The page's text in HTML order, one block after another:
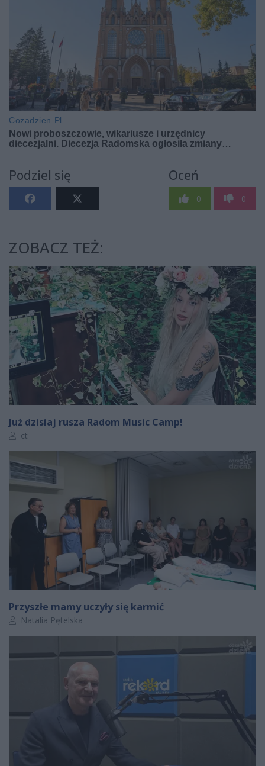
Podziel się Oceń
0 0
ZOBACZ TEŻ:
Już dzisiaj rusza Radom Music Camp!
Autor artykułu:
ct
Przyszłe mamy uczyły się karmić
Autor artykułu:
Natalia Pętelska